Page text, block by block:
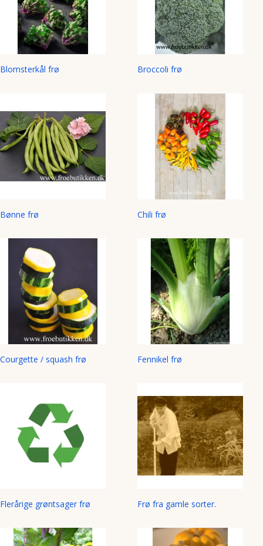
Blomsterkål frø Broccoli frø
Bønne frø Chili frø
Courgette / squash frø Fennikel frø
Flerårige grøntsager frø Frø fra gamle sorter.